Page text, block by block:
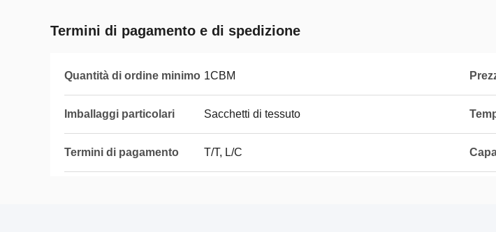
Termini di pagamento e di spedizione
Quantità di ordine minimo 1CBM
Imballaggi particolari Sacchetti di tessuto
Termini di pagamento T/T, L/C